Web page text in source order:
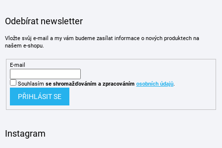
Odebírat newsletter
Vložte svůj e-mail a my vám budeme zasílat informace o nových produktech na
našem e-shopu.
E-mail
Souhlasím se shromažďováním a zpracováním osobních údajů.
PŘIHLÁSIT SE
Instagram